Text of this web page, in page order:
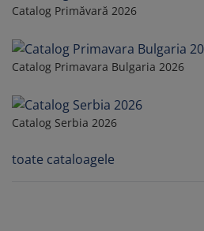
Catalog Primăvară 2026
Catalog Primavara Bulgaria 2026
Catalog Serbia 2026
toate cataloagele